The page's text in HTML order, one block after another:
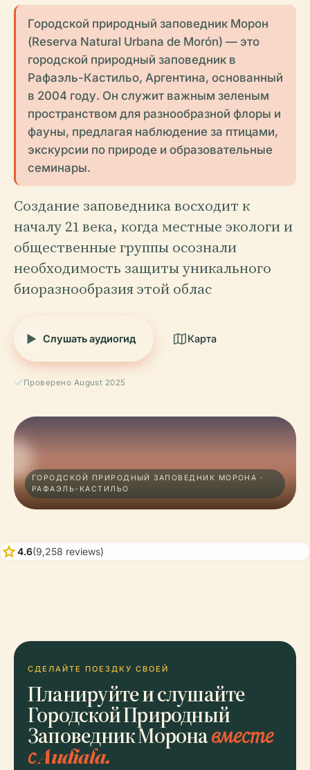
Городской природный заповедник Морон
(Reserva Natural Urbana de Morón) — это
городской природный заповедник в
Рафаэль-Кастильо, Аргентина, основанный
в 2004 году. Он служит важным зеленым
пространством для разнообразной флоры и
фауны, предлагая наблюдение за птицами,
экскурсии по природе и образовательные
семинары.
Создание заповедника восходит к
началу 21 века, когда местные экологи и
общественные группы осознали
необходимость защиты уникального
биоразнообразия этой облас
Слушать аудиогид Карта
Проверено August 2025
ГОРОДСКОЙ ПРИРОДНЫЙ ЗАПОВЕДНИК МОРОНА ·
РАФАЭЛЬ-КАСТИЛЬО
star4.6(9,258 reviews)
СДЕЛАЙТЕ ПОЕЗДКУ СВОЕЙ
Планируйте и слушайте
Городской Природный
Заповедник Моронавместе
с Audiala.